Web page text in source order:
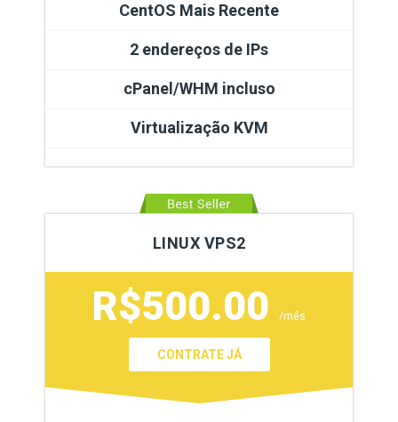
CentOS Mais Recente
2 endereços de IPs
cPanel/WHM incluso
Virtualização KVM
LINUX VPS2
R$500.00 /mês
CONTRATE JÁ